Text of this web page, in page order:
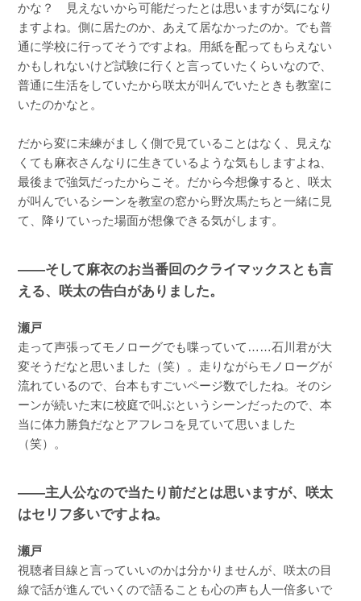
かな？ 見えないから可能だったとは思いますが気になり
ますよね。側に居たのか、あえて居なかったのか。でも普
通に学校に行ってそうですよね。用紙を配ってもらえない
かもしれないけど試験に行くと言っていたくらいなので、
普通に生活をしていたから咲太が叫んでいたときも教室に
いたのかなと。
だから変に未練がましく側で見ていることはなく、見えな
くても麻衣さんなりに生きているような気もしますよね、
最後まで強気だったからこそ。だから今想像すると、咲太
が叫んでいるシーンを教室の窓から野次馬たちと一緒に見
て、降りていった場面が想像できる気がします。
――そして麻衣のお当番回のクライマックスとも言
える、咲太の告白がありました。
瀬戸
走って声張ってモノローグでも喋っていて……石川君が大
変そうだなと思いました（笑）。走りながらモノローグが
流れているので、台本もすごいページ数でしたね。そのシ
ーンが続いた末に校庭で叫ぶというシーンだったので、本
当に体力勝負だなとアフレコを見ていて思いました
（笑）。
――主人公なので当たり前だとは思いますが、咲太
はセリフ多いですよね。
瀬戸
視聴者目線と言っていいのかは分かりませんが、咲太の目
線で話が進んでいくので語ることも心の声も人一倍多いで